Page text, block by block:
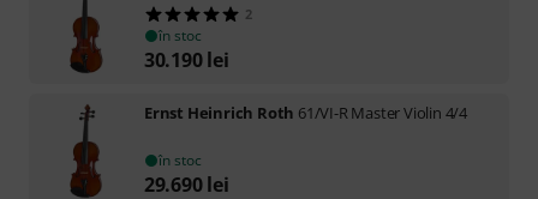
2
în stoc
30.190 lei
Ernst Heinrich Roth 61/VI-R Master Violin 4/4
în stoc
29.690 lei